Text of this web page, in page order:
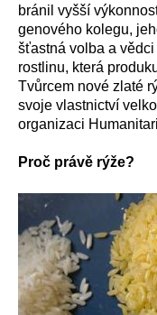
bránil vyšší
genového kolegu,
šťastná volba a
rostlinu, která
Tvůrcem nové zlaté
svoje vlastnictví
organizaci
Proč právě rýže?